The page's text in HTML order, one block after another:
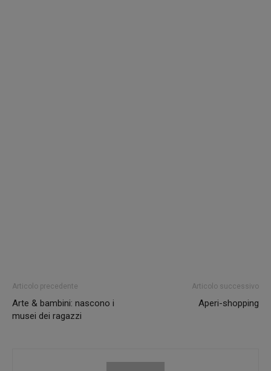
Articolo precedente
Arte & bambini: nascono i
musei dei ragazzi
Articolo successivo
Aperi-shopping